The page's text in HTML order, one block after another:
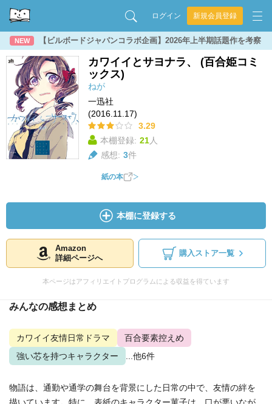
ログイン 新規会員登録
NEW 【ビルボードジャパンコラボ企画】2026年上半期話題作を考察
カワイイとサヨナラ、 (百合姫コミ
ックス)
ねが
一迅社
(2016.11.17)
3.29
本棚登録: 21人
感想: 3件
紙の本
本棚に登録する
Amazon
詳細ページへ
購入ストア一覧
本ページはアフィリエイトプログラムによる収益を得ています
みんなの感想まとめ
カワイイ友情日常ドラマ
百合要素控えめ
強い芯を持つキャラクター
...他6件
物語は、通勤や通学の舞台を背景にした日常の中で、友情の絆を